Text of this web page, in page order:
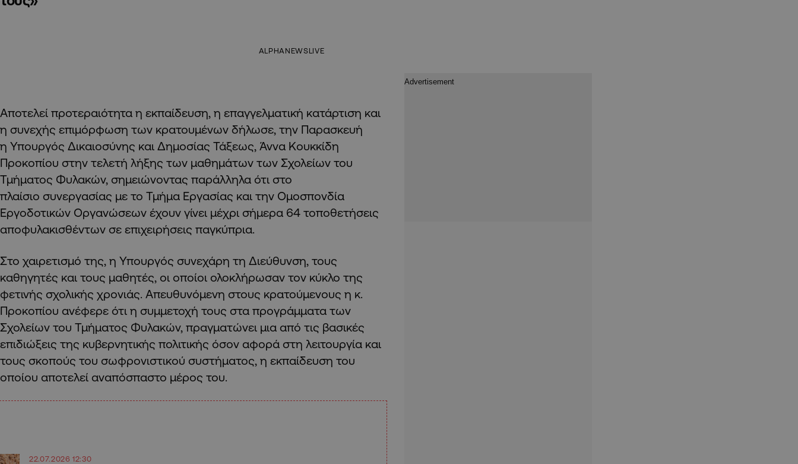
ALPHANEWSLIVE
Αποτελεί προτεραιότητα η εκπαίδευση, η επαγγελματική κατάρτιση και
η συνεχής επιμόρφωση των κρατουμένων δήλωσε, την Παρασκευή
η Υπουργός Δικαιοσύνης και Δημοσίας Τάξεως, Άννα Κουκκίδη
Προκοπίου στην τελετή λήξης των μαθημάτων των Σχολείων του
Τμήματος Φυλακών, σημειώνοντας παράλληλα ότι στο
πλαίσιο συνεργασίας με το Τμήμα Εργασίας και την Ομοσπονδία
Εργοδοτικών Οργανώσεων έχουν γίνει μέχρι σήμερα 64 τοποθετήσεις
αποφυλακισθέντων σε επιχειρήσεις παγκύπρια.
Στο χαιρετισμό της, η Υπουργός συνεχάρη τη Διεύθυνση, τους
καθηγητές και τους μαθητές, οι οποίοι ολοκλήρωσαν τον κύκλο της
φετινής σχολικής χρονιάς. Απευθυνόμενη στους κρατούμενους η κ.
Προκοπίου ανέφερε ότι η συμμετοχή τους στα προγράμματα των
Σχολείων του Τμήματος Φυλακών, πραγματώνει μια από τις βασικές
επιδιώξεις της κυβερνητικής πολιτικής όσον αφορά στη λειτουργία και
τους σκοπούς του σωφρονιστικού συστήματος, η εκπαίδευση του
οποίου αποτελεί αναπόσπαστο μέρος του.
22.07.2026 12:30